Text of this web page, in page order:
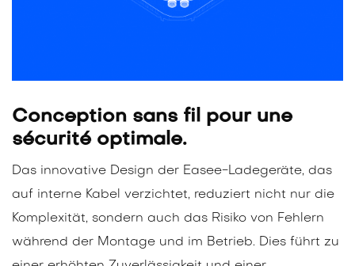
Conception sans fil pour une
sécurité optimale.
Das innovative Design der Easee-Ladegeräte, das
auf interne Kabel verzichtet, reduziert nicht nur die
Komplexität, sondern auch das Risiko von Fehlern
während der Montage und im Betrieb. Dies führt zu